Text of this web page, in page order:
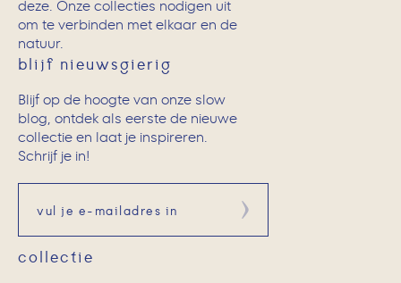
deze. Onze collecties nodigen uit
om te verbinden met elkaar en de
natuur.
blijf nieuwsgierig
Blijf op de hoogte van onze slow
blog, ontdek als eerste de nieuwe
collectie en laat je inspireren.
Schrijf je in!
Aanmelden
collectie